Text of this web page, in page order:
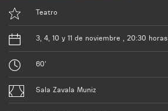
Teatro
3, 4, 10 y 11 de noviembre , 20:30 horas
60'
Sala Zavala Muniz